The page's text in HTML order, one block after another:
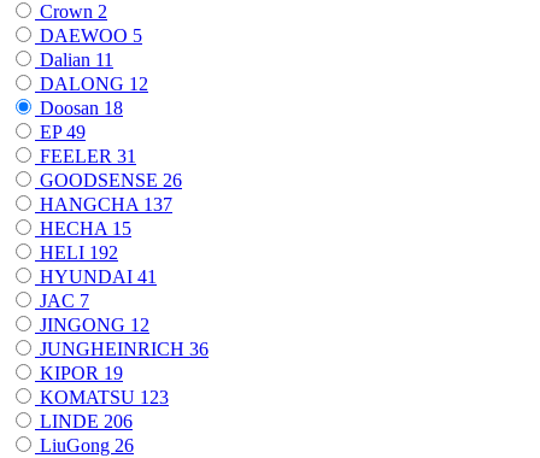
Crown 2
DAEWOO 5
Dalian 11
DALONG 12
Doosan 18
EP49
FEELER 31
GOODSENSE 26
HANGCHA 137
HECHA 15
HELI 192
HYUNDAI 41
JAC 7
JINGONG 12
JUNGHEINRICH 36
KIPOR 19
KOMATSU 123
LINDE 206
LiuGong 26